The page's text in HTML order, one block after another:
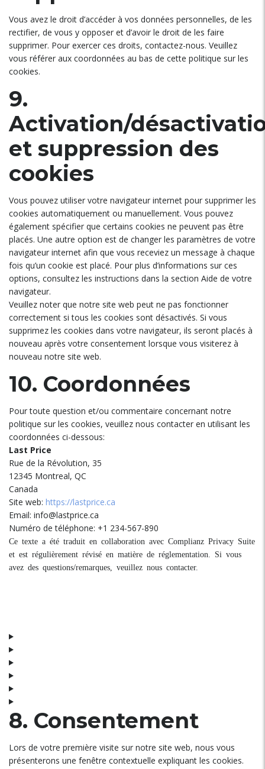
Vous avez le droit d’accéder à vos données personnelles, de les
rectifier, de vous y opposer et d’avoir le droit de les faire
supprimer. Pour exercer ces droits, contactez-nous. Veuillez
vous référer aux coordonnées au bas de cette politique sur les
cookies.
9.
Activation/
et suppression des
cookies
Vous pouvez utiliser votre navigateur internet pour supprimer les
cookies automatiquement ou manuellement. Vous pouvez
également spécifier que certains cookies ne peuvent pas être
placés. Une autre option est de changer les paramètres de votre
navigateur internet afin que vous receviez un message à chaque
fois qu’un cookie est placé. Pour plus d’informations sur ces
options, consultez les instructions dans la section Aide de votre
navigateur.
Veuillez noter que notre site web peut ne pas fonctionner
correctement si tous les cookies sont désactivés. Si vous
supprimez les cookies dans votre navigateur, ils seront placés à
nouveau après votre consentement lorsque vous visiterez à
nouveau notre site web.
10. Coordonnées
Pour toute question et/ou commentaire concernant notre
politique sur les cookies, veuillez nous contacter en utilisant les
coordonnées ci-dessous:
Last Price
Rue de la Révolution, 35
12345 Montreal, QC
Canada
Site web: https://lastprice.ca
Email: info@lastprice.ca
Numéro de téléphone: +1 234-567-890
Ce texte a été traduit en collaboration avec Complianz Privacy Suite
et est régulièrement révisé en matière de réglementation. Si vous
avez des questions/remarques, veuillez nous contacter.
8. Consentement
Lors de votre première visite sur notre site web, nous vous
présenterons une fenêtre contextuelle expliquant les cookies.